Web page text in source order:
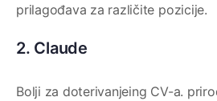
prilagođava za različite pozicije.
2. Claude
Bolji za doterivanjeing CV-a.